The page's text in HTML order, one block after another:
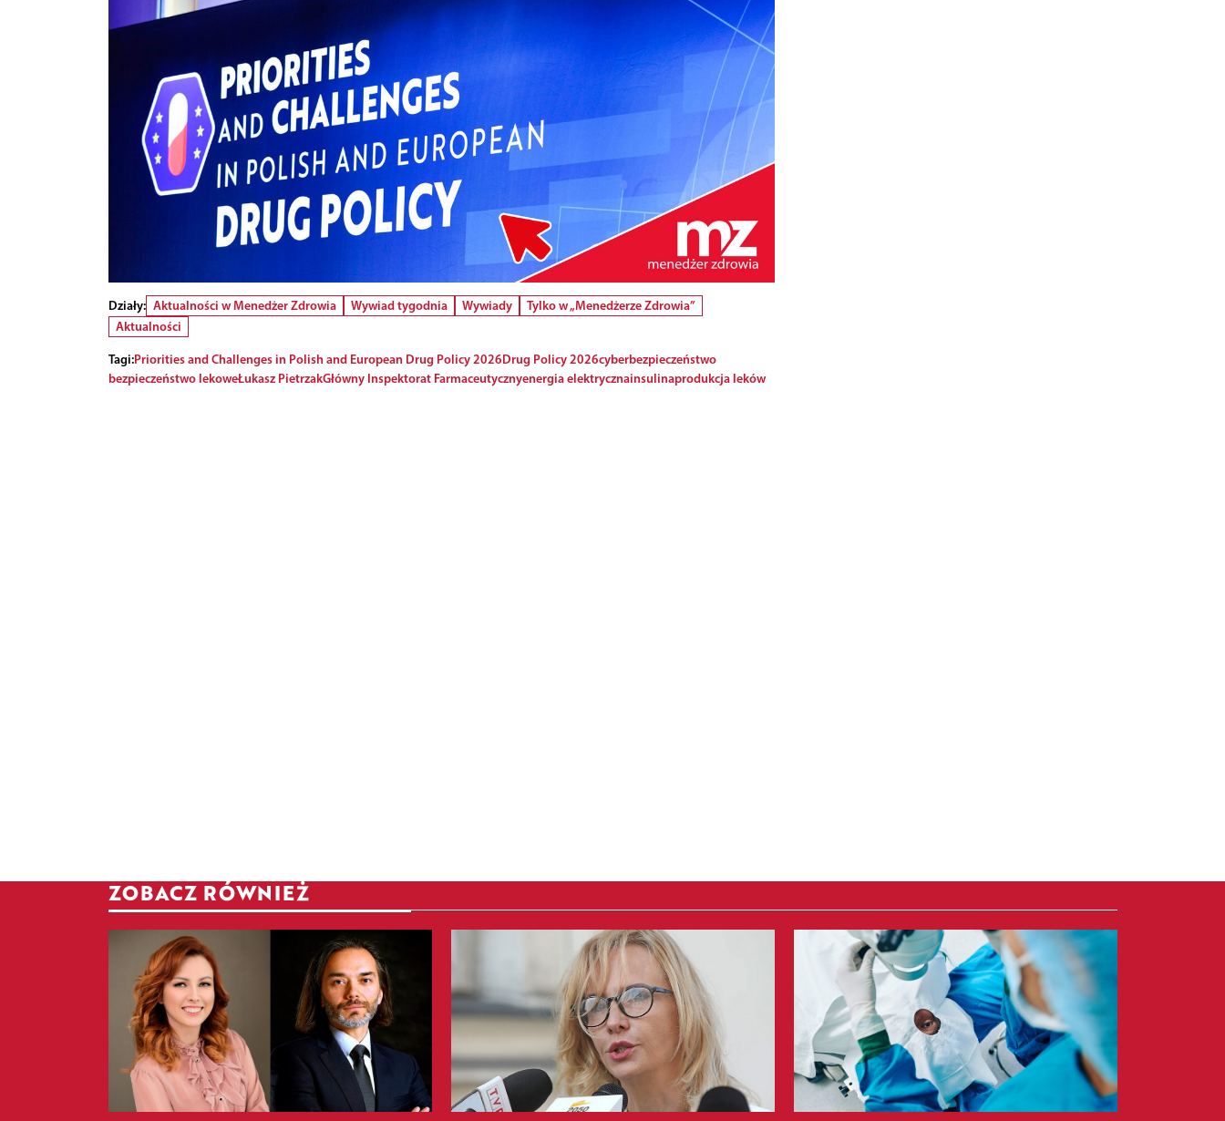
Działy: Aktualności w Menedżer Zdrowia Wywiad tygodnia Wywiady
Tylko w „Menedżerze Zdrowia”
Aktualności
Tagi:Priorities and Challenges in Polish and European Drug Policy 2026Drug Policy 2026cyberbezpieczeństwo
bezpieczeństwo lekoweŁukasz PietrzakGłówny Inspektorat Farmaceutycznyenergia elektrycznainsulinaprodukcja leków
ZOBACZ RÓWNIEŻ